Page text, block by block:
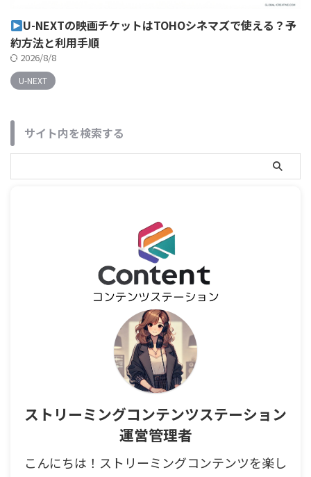
U-NEXTの映画チケットはTOHOシネマズで使える？予
約方法と利用手順
2026/8/8
U-NEXT
サイト内を検索する
ストリーミングコンテンツステーション
運営管理者
こんにちは！ストリーミングコンテンツを楽し